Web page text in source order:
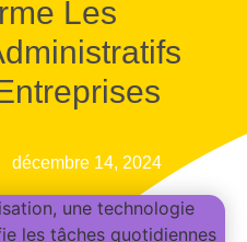
Les
décembre 14, 2024